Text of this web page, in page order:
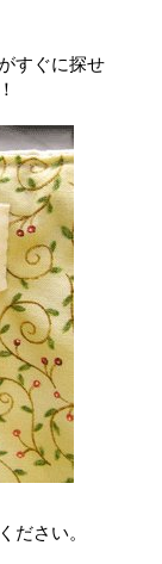
すぐに探せ
ださい。